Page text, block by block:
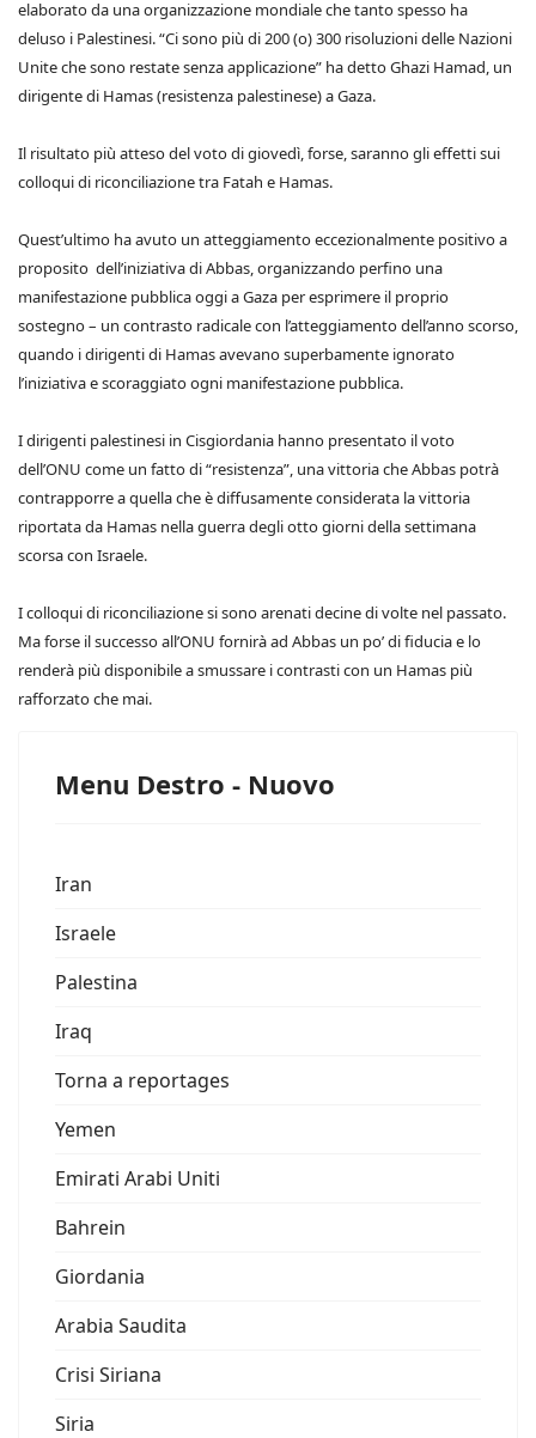
elaborato da una organizzazione mondiale che tanto spesso ha
deluso i Palestinesi. “Ci sono più di 200 (o) 300 risoluzioni delle Nazioni
Unite che sono restate senza applicazione” ha detto Ghazi Hamad, un
dirigente di Hamas (resistenza palestinese) a Gaza.
Il risultato più atteso del voto di giovedì, forse, saranno gli effetti sui
colloqui di riconciliazione tra Fatah e Hamas.
Quest’ultimo ha avuto un atteggiamento eccezionalmente positivo a
proposito dell’iniziativa di Abbas, organizzando perfino una
manifestazione pubblica oggi a Gaza per esprimere il proprio
sostegno – un contrasto radicale con l’atteggiamento dell’anno scorso,
quando i dirigenti di Hamas avevano superbamente ignorato
l’iniziativa e scoraggiato ogni manifestazione pubblica.
I dirigenti palestinesi in Cisgiordania hanno presentato il voto
dell’ONU come un fatto di “resistenza”, una vittoria che Abbas potrà
contrapporre a quella che è diffusamente considerata la vittoria
riportata da Hamas nella guerra degli otto giorni della settimana
scorsa con Israele.
I colloqui di riconciliazione si sono arenati decine di volte nel passato.
Ma forse il successo all’ONU fornirà ad Abbas un po’ di fiducia e lo
renderà più disponibile a smussare i contrasti con un Hamas più
rafforzato che mai.
Menu Destro - Nuovo
Iran
Israele
Palestina
Iraq
Torna a reportages
Yemen
Emirati Arabi Uniti
Bahrein
Giordania
Arabia Saudita
Crisi Siriana
Siria